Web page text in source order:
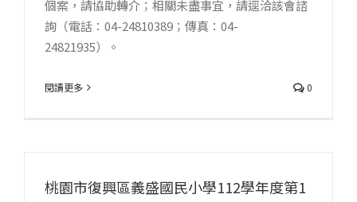
個案，請協助轉介；相關未盡事宜，請逕洽該會諮
詢（電話：04-24810389；傳真：04-
24821935）。
閱讀更多 0
桃園市復興區義盛國民小學112學年度第1